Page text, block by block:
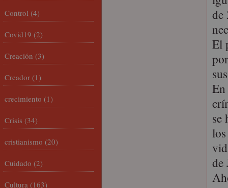
de
El
se
de
Control (4)
Covid19 (2)
Creación (3)
Creador (1)
crecimiento (1)
Crisis (34)
cristianismo (20)
Cuidado (2)
Cultura (163)